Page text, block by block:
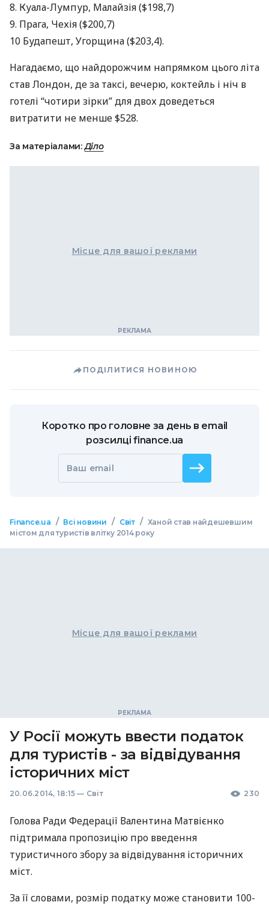
8. Куала-Лумпур, Малайзія ($198,7)
9. Прага, Чехія ($200,7)
10 Будапешт, Угорщина ($203,4).
Нагадаємо, що найдорожчим напрямком цього літа
став Лондон, де за таксі, вечерю, коктейль і ніч в
готелі “чотири зірки” для двох доведеться
витратити не менше $528.
За матеріалами:Діло
Місце для вашої реклами
ПОДІЛИТИСЯ НОВИНОЮ
Коротко про головне за день в email
розсилці finance.ua
Ваш email
Finance.ua / Всі новини / Світ / Ханой став найдешевшим
містом для туристів влітку 2014 року
Місце для вашої реклами
У Росії можуть ввести податок
для туристів - за відвідування
історичних міст
20.06.2014, 18:15 — Світ 230
Голова Ради Федерації Валентина Матвієнко
підтримала пропозицію про введення
туристичного збору за відвідування історичних
міст.
За її словами, розмір податку може становити 100-